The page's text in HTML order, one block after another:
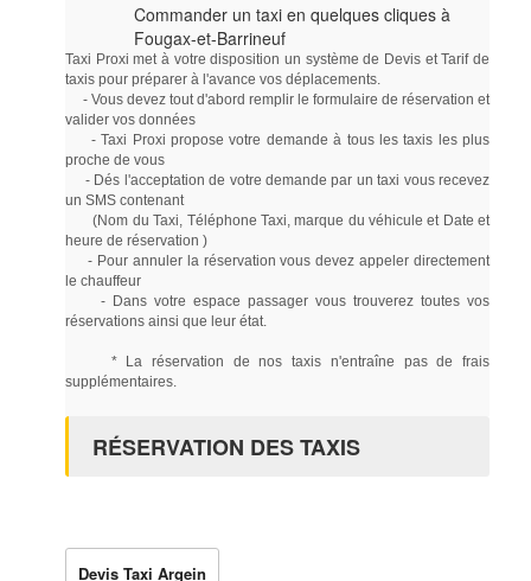
Commander un taxi en quelques cliques à
Fougax-et-Barrineuf
Taxi Proxi met à votre disposition un système de Devis et Tarif de
taxis pour préparer à l'avance vos déplacements.
- Vous devez tout d'abord remplir le formulaire de réservation et
valider vos données
- Taxi Proxi propose votre demande à tous les taxis les plus
proche de vous
- Dés l'acceptation de votre demande par un taxi vous recevez
un SMS contenant
(Nom du Taxi, Téléphone Taxi, marque du véhicule et Date et
heure de réservation )
- Pour annuler la réservation vous devez appeler directement
le chauffeur
- Dans votre espace passager vous trouverez toutes vos
réservations ainsi que leur état.
* La réservation de nos taxis n'entraîne pas de frais
supplémentaires.
RÉSERVATION DES TAXIS
Devis Taxi Argein